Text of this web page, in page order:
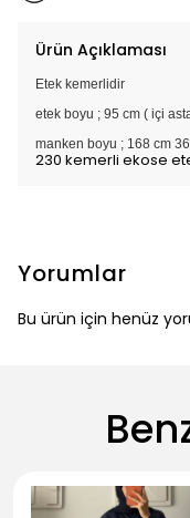
Ürün Açıklaması
Etek kemerlidir
etek boyu ; 95 cm ( içi
manken boyu ; 168 cm
230 kemerli ekose
Yorumlar
Bu ürün için henüz